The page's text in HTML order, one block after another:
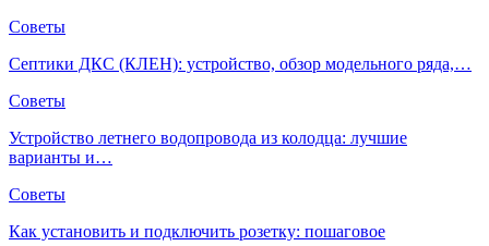
Советы
Септики ДКС (КЛЕН): устройство, обзор модельного ряда,…
Советы
Устройство летнего водопровода из колодца: лучшие
варианты и…
Советы
Как установить и подключить розетку: пошаговое